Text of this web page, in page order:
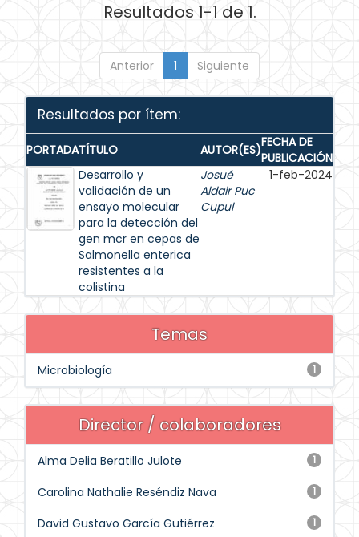
Resultados 1-1 de 1.
Anterior 1 Siguiente
Resultados por ítem:
PORTADATÍTULO AUTOR(ES)FECHA DE
PUBLICACIÓN
Desarrollo y
validación de un
ensayo molecular
para la detección del
gen mcr en cepas de
Salmonella enterica
resistentes a la
colistina
Josué
Aldair Puc
Cupul
1-feb-2024
Temas
1
Microbiología
Director / colaboradores
1
Alma Delia Beratillo Julote
1
Carolina Nathalie Reséndiz Nava
1
David Gustavo García Gutiérrez